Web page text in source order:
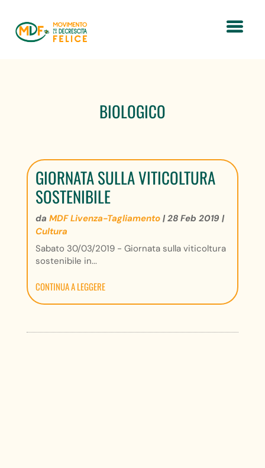
BIOLOGICO
GIORNATA SULLA VITICOLTURA
SOSTENIBILE
da MDF Livenza-Tagliamento|28 Feb 2019 |
Cultura
Sabato 30/03/2019 - Giornata sulla viticoltura
sostenibile in...
CONTINUA A LEGGERE